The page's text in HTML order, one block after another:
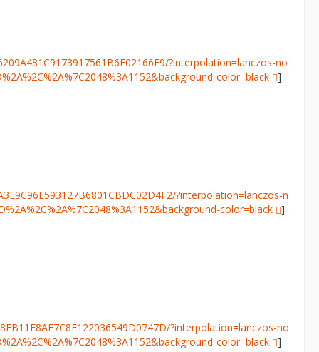
?interpolation=lanczos-no
color=black
]
?interpolation=lanczos-n
color=black
]
?interpolation=lanczos-no
color=black
]